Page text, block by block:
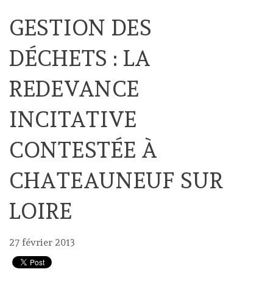
GESTION DES
DÉCHETS : LA
REDEVANCE
INCITATIVE
CONTESTÉE À
CHATEAUNEUF SUR
LOIRE
27 février 2013